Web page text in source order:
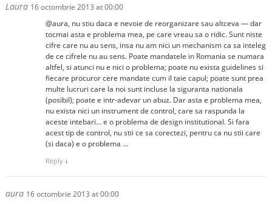
Laura 16 octombrie 2013 at 00:00
@aura, nu stiu daca e nevoie de reorganizare sau altceva — dar
tocmai asta e problema mea, pe care vreau sa o ridic. Sunt niste
cifre care nu au sens, insa nu am nici un mechanism ca sa inteleg
de ce cifrele nu au sens. Poate mandatele in Romania se numara
altfel, si atunci nu e nici o problema; poate nu exista guidelines si
fiecare procuror cere mandate cum il taie capul; poate sunt prea
multe lucruri care la noi sunt incluse la siguranta nationala
(posibil); poate e intr-adevar un abuz. Dar asta e problema mea,
nu exista nici un instrument de control, care sa raspunda la
aceste intebari… e o problema de design institutional. Si fara
acest tip de control, nu stii ce sa corectezi, pentru ca nu stii care
(si daca) e o problema …
Reply ↓
aura 16 octombrie 2013 at 00:00